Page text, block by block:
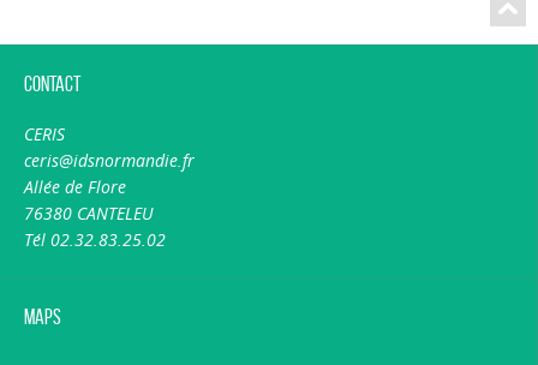
Contact
CERIS
ceris@idsnormandie.fr
Allée de Flore
76380 CANTELEU
Tél 02.32.83.25.02
Maps